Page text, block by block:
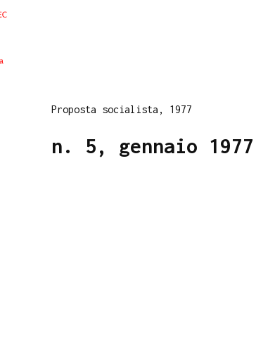
Proposta socialista, 1977
n. 5, gennaio 1977